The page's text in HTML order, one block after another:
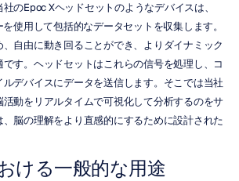
のEpoc Xヘッドセットのようなデバイスは、
使用して包括的なデータセットを収集します。
自由に動き回ることができ、よりダイナミック
す。ヘッドセットはこれらの信号を処理し、コ
デバイスにデータを送信します。そこでは当社
動をリアルタイムで可視化して分析するのをサ
脳の理解をより直感的にするために設計された
ける一般的な用途